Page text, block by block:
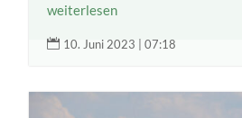
weiterlesen
 10. Juni 2023 | 07:18